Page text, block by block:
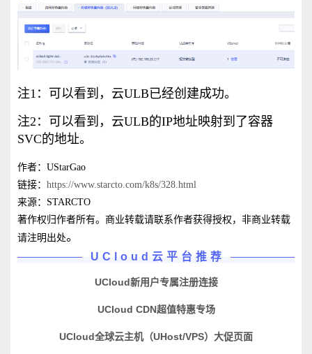
注1：可以看到，云ULB已经创建成功。
注2：可以看到，云ULB的IP地址映射到了容器
SVC的地址。
作者：UStarGao
链接： https://www.starcto.com/k8s/328.html
来源：STARCTO
著作权归作者所有。商业转载请联系作者获得授权，非商业转载
请注明出处。
UCloud云平台推荐
UCloud新用户专属注册连接
UCloud CDN超值特惠专场
UCloud全球云主机（UHost/VPS）大促页面